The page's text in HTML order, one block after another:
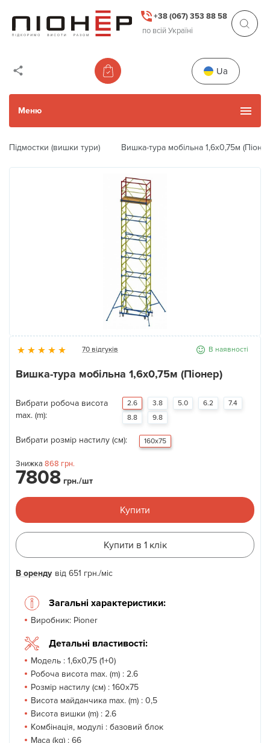
+38 (067) 353 88 58
по всій Україні
Ua
Меню
Каталог товарів
Уживані товари
Прокат та послуги
Підмостки (вишки тури) Вишка-тура мобільна 1,6х0,75м
70 відгуків В наявності
Вишка-тура мобільна 1,6х0,75м (Піонер)
Вибрати робоча висота
max. (m):
2.6 3.8 5.0 6.2
7.4
8.8
9.8
Вибрати розмір настилу (см): 160х75
Знижка 868 грн.
7808 грн./шт
Купити
Купити в 1 клік
В оренду від 651 грн./міс
Загальні характеристики:
Виробник: Pioner
Детальні властивості:
Модель : 1,6х0,75 (1+0)
Робоча висота max. (m) : 2.6
Розмір настилу (см) : 160х75
Висота майданчика max. (m) : 0,5
Висота вишки (m) : 2.6
Комбінація, модулі : базовий блок
Маса (kg) : 66